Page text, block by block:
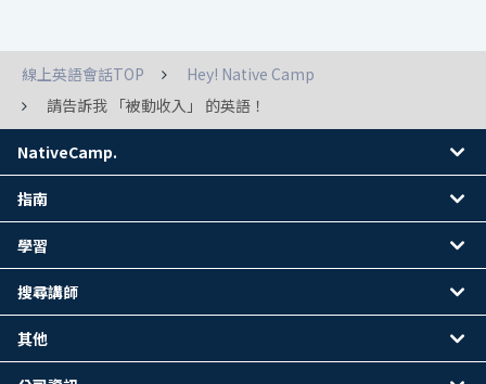
線上英語會話TOP
Hey! Native Camp
請告訴我 「被動收入」 的英語！
NativeCamp.
指南
學習
搜尋講師
其他